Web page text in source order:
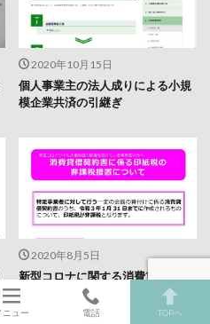
2020年10月15日
個人事業主の法人成りによる小規
模企業共済の引継ぎ
2020年8月5日
新型コロナに関する消費貸借契約
書の印紙税を還付請求
ニュー 電話 TOPへ